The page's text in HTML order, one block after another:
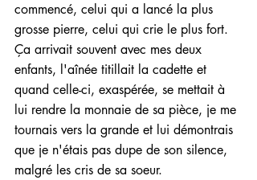
commencé, celui qui a lancé la plus
grosse pierre, celui qui crie le plus fort.
Ça arrivait souvent avec mes deux
enfants, l'aînée titillait la cadette et
quand celle-ci, exaspérée, se mettait à
lui rendre la monnaie de sa pièce, je me
tournais vers la grande et lui démontrais
que je n'étais pas dupe de son silence,
malgré les cris de sa soeur.